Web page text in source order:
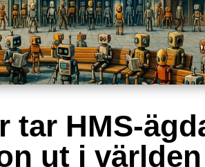
tar HMS-
ut i världen